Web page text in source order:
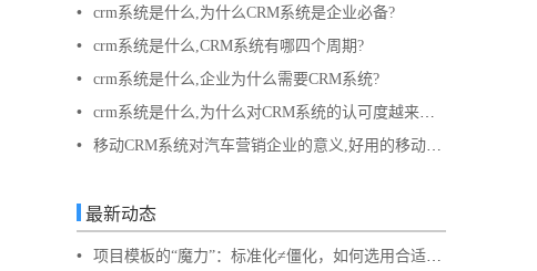
•
crm系统是什么,为什么CRM系统是企业必备?
•
crm系统是什么,CRM系统有哪四个周期?
•
crm系统是什么,企业为什么需要CRM系统?
•
crm系统是什么,为什么对CRM系统的认可度越来越高?
•
移动CRM系统对汽车营销企业的意义,好用的移动CRM系统是什么样子的
最新动态
•
项目模板的“魔力”：标准化≠僵化，如何选用合适的项目模版？